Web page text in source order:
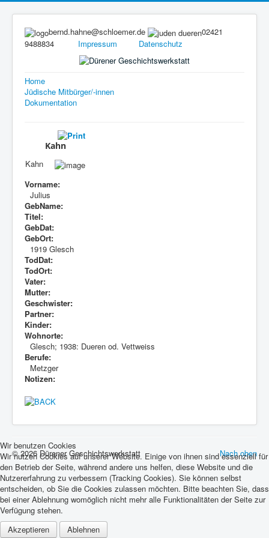
bernd.hahne@schloemer.de
02421
9488834 Impressum Datenschutz
Home
Jüdische Mitbürger/-innen
Dokumentation
Kahn
Kahn
Vorname:
Julius
GebName:
Titel:
GebDat:
GebOrt:
1919 Glesch
TodDat:
TodOrt:
Vater:
Mutter:
Geschwister:
Partner:
Kinder:
Wohnorte:
Glesch; 1938: Dueren od. Vettweiss
Berufe:
Metzger
Notizen:
Nach oben
© 2026 Dürener Geschichtswerkstatt
Wir benutzen Cookies
Wir nutzen Cookies auf unserer Website. Einige von ihnen sind essenziell für
den Betrieb der Seite, während andere uns helfen, diese Website und die
Nutzererfahrung zu verbessern (Tracking Cookies). Sie können selbst
entscheiden, ob Sie die Cookies zulassen möchten. Bitte beachten Sie, dass
bei einer Ablehnung womöglich nicht mehr alle Funktionalitäten der Seite zur
Verfügung stehen.
Akzeptieren
Ablehnen